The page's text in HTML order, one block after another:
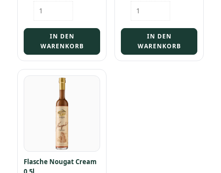
Flasche
Marillen
Menge
IN DEN
WARENKORB
Flasche
Marillen-
Cream
0,5l
Menge
IN DEN
WARENKORB
Flasche Nougat Cream